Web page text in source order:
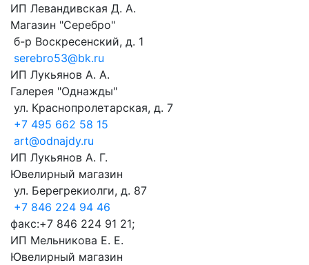
ИП Левандивская Д. А.
Магазин "Серебро"
б-р Воскресенский, д. 1
serebro53@bk.ru
ИП Лукьянов А. А.
Галерея "Однажды"
ул. Краснопролетарская, д. 7
+7 495 662 58 15
art@odnajdy.ru
ИП Лукьянов А. Г.
Ювелирный магазин
ул. Берегрекиолги, д. 87
+7 846 224 94 46
факс:+7 846 224 91 21;
ИП Мельникова Е. Е.
Ювелирный магазин